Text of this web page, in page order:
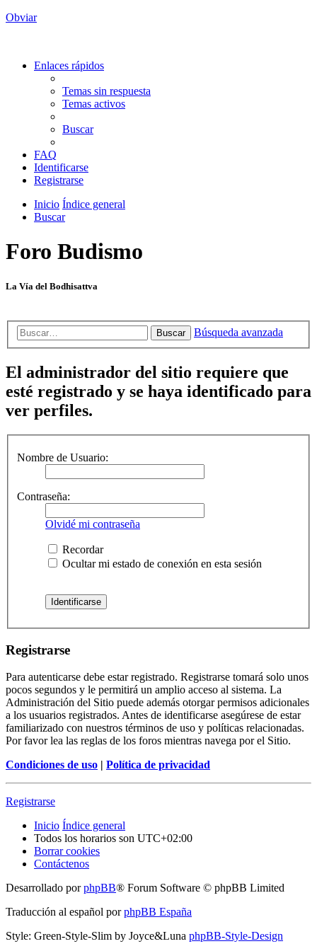
Obviar
Enlaces rápidos
Temas sin respuesta
Temas activos
Buscar
FAQ
Identificarse
Registrarse
Inicio Índice general
Buscar
Foro Budismo
La Vía del Bodhisattva
Buscar Búsqueda avanzada
El administrador del sitio requiere que
esté registrado y se haya identificado para
ver perfiles.
Nombre de Usuario:
Contraseña:
Olvidé mi contraseña
Recordar
Ocultar mi estado de conexión en esta sesión
Registrarse
Para autenticarse debe estar registrado. Registrarse tomará solo unos
pocos segundos y le permitirá un amplio acceso al sistema. La
Administración del Sitio puede además otorgar permisos adicionales
a los usuarios registrados. Antes de identificarse asegúrese de estar
familiarizado con nuestros términos de uso y políticas relacionadas.
Por favor lea las reglas de los foros mientras navega por el Sitio.
Condiciones de uso | Política de privacidad
Registrarse
Inicio Índice general
Todos los horarios son UTC+02:00
Borrar cookies
Contáctenos
Desarrollado porphpBB® Forum Software © phpBB Limited
Traducción al español porphpBB España
Style: Green-Style-Slim by Joyce&Luna phpBB-Style-Design